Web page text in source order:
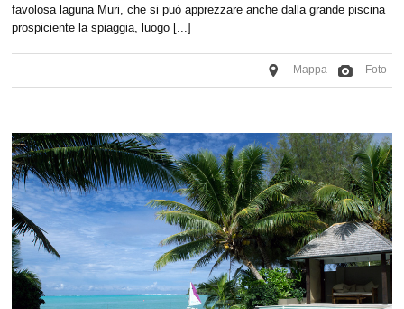
favolosa laguna Muri, che si può apprezzare anche dalla grande piscina
prospiciente la spiaggia, luogo [...]
Foto
Mappa